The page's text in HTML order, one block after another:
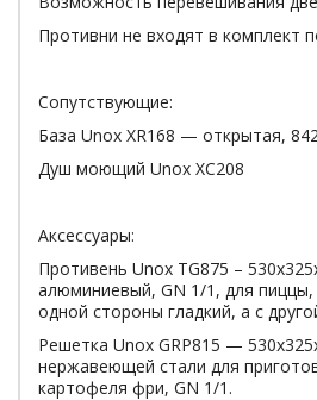
Противни не входят в комплект
Сопутствующие:
База Unox XR168 — открытая,
Душ моющий Unox XC208
Аксессуары:
Противень Unox TG875 –
алюминиевый, GN 1/1, для пиццы,
одной стороны гладкий, а с
Решетка Unox GRP815 —
нержавеющей стали для
картофеля фри, GN 1/1.